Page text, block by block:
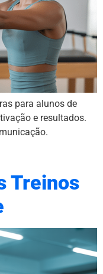
para alunos de
e resultados.
Treinos